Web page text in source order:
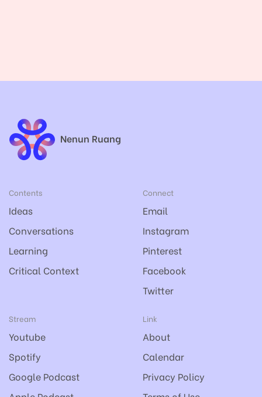
Nenun Ruang
Contents
Ideas
Conversations
Learning
Critical Context
Connect
Email
Instagram
Pinterest
Facebook
Twitter
Stream
Youtube
Spotify
Google Podcast
Link
About
Calendar
Privacy Policy